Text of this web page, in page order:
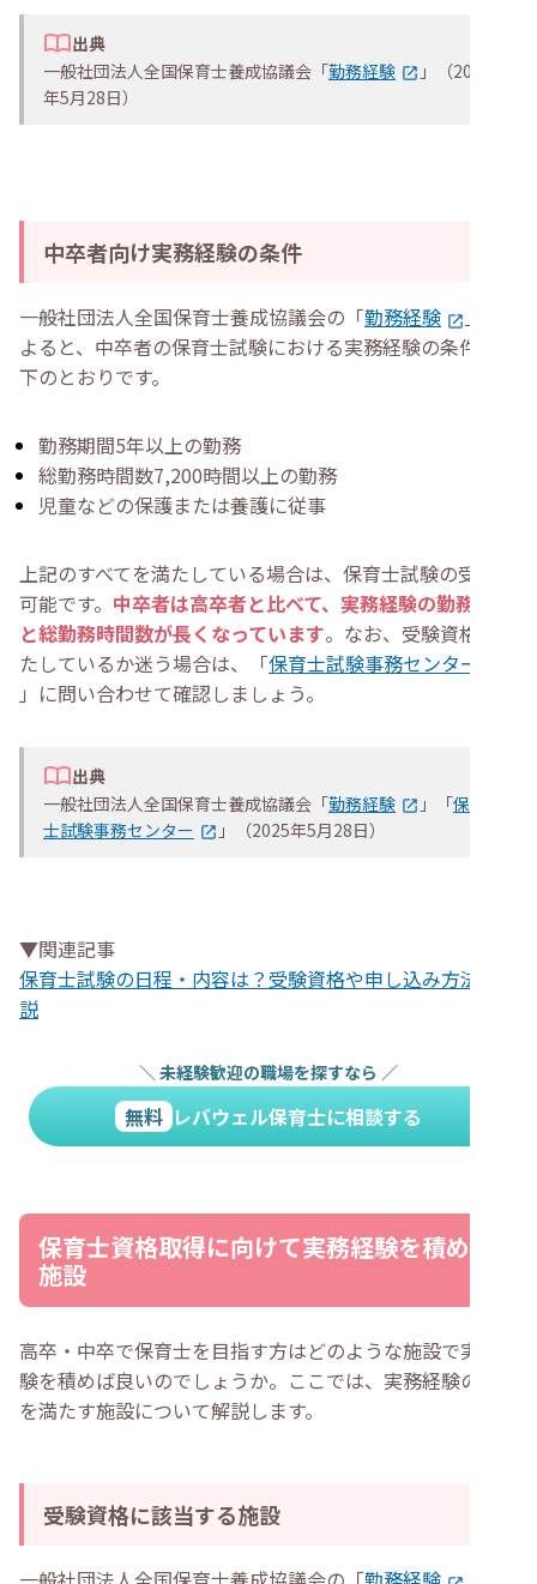
出典
一般社団法人全国保育士養成協議会「勤務経験
」（2025
年5月28日）
中卒者向け実務経験の条件
一般社団法人全国保育士養成協議会の「勤務経験
よると、中卒者の保育士試験における実務経験の条件は以
下のとおりです。
勤務期間5年以上の勤務
総勤務時間数7,200時間以上の勤務
児童などの保護または養護に従事
上記のすべてを満たしている場合は、保育士試験の受験が
可能です。 中卒者は高卒者と比べて、実務経験の勤務期間
と総勤務時間数が長くなっています。なお、受験資格を満
たしているか迷う場合は、「保育士試験事務センター
」に問い合わせて確認しましょう。
出典
一般社団法人全国保育士養成協議会「勤務経験 」「保育
士試験事務センター
」（2025年5月28日）
▼関連記事
保育士試験の日程・内容は？受験資格や申し込み方法を解
説
＼ 未経験歓迎の職場を探すなら ／
無料 レバウェル保育士に相談する
保育士資格取得に向けて実務経験を積める
施設
高卒・中卒で保育士を目指す方はどのような施設で実務経
験を積めば良いのでしょうか。ここでは、実務経験の条件
を満たす施設について解説します。
受験資格に該当する施設